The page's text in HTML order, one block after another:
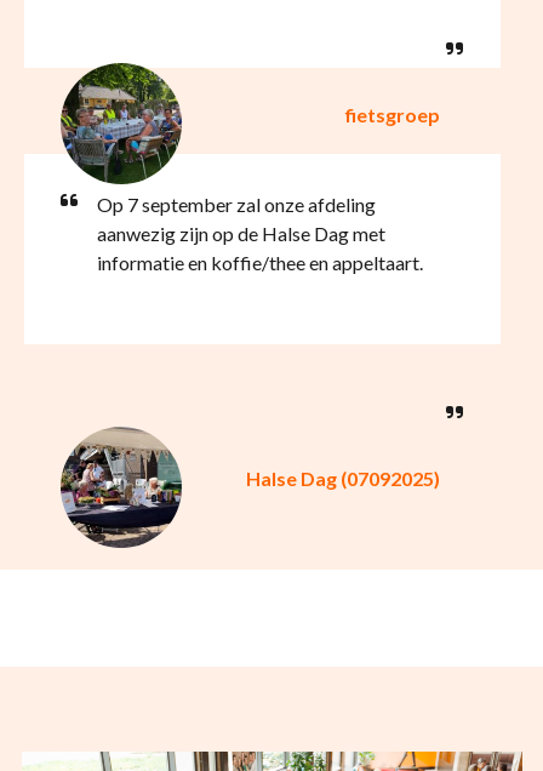
fietsgroep
Op 7 september zal onze afdeling
aanwezig zijn op de Halse Dag met
informatie en koffie/thee en appeltaart.
Halse Dag (07092025)